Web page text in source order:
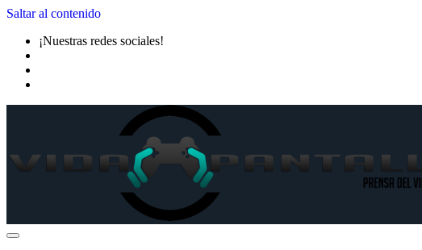
Saltar al contenido
¡Nuestras redes sociales!